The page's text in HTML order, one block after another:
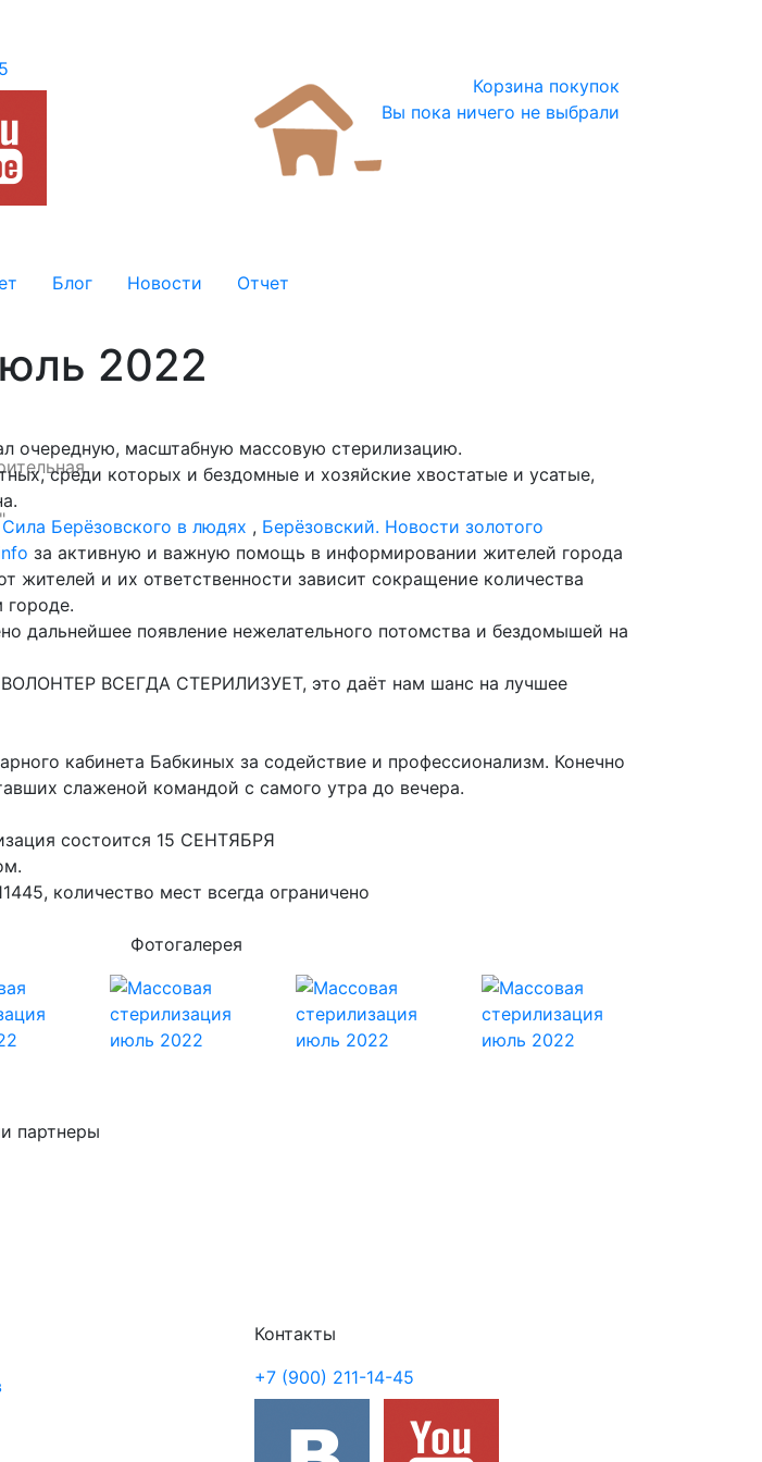
Корзина покупок
Вы пока ничего не выбрали
Блог Новости
Отчет
2022
очередную, масштабную массовую стерилизацию.
среди которых и бездомные и хозяйские хвостатые и усатые,
Сила Берёзовского в людях , Берёзовский. Новости золотого
за активную и важную помощь в информировании жителей города
жителей и их ответственности зависит сокращение количества
дальнейшее появление нежелательного потомства и бездомышей на
ВОЛОНТЕР ВСЕГДА СТЕРИЛИЗУЕТ, это даёт нам шанс на лучшее
кабинета Бабкиных за содействие и профессионализм. Конечно
слаженой командой с самого утра до вечера.
состоится 15 СЕНТЯБРЯ
количество мест всегда ограничено
Фотогалерея
партнеры
Контакты
+7 (900) 211-14-45